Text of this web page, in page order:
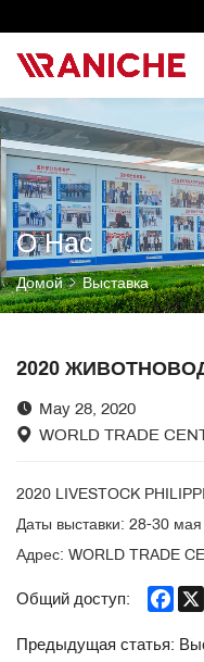
О Нас
Домой Выставка
2020
May 28, 2020
WORLD TRADE
2020 LIVESTOCK
Даты выставки: 28-30 мая
Адрес: WORLD TRADE
Общий доступ:
Предыдущая статья: